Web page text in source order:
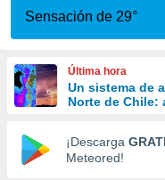
a este
las
y
forma
digital
basada
Sensación de 29°
Última hora
Un sistema de
Norte de Chile:
¡Descarga
Meteored!